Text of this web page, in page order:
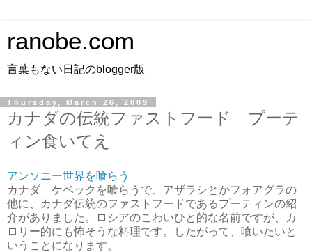
ranobe.com
言葉もない日記のblogger版
Thursday, March 26, 2009
カナダの伝統ファストフード プーテ
ィン食いてえ
アンソニー世界を喰らう
カナダ ケベックを喰らうで、アザラシとかフォアグラの
他に、カナダ伝統のファストフードであるプーティンの紹
介がありました。ロシアのこわいひと的な名前ですが、カ
ロリー的にも怖そうな料理です。したがって、喰いたいと
いうことになります。